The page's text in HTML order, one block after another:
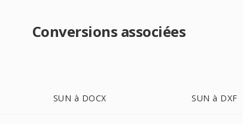
Conversions associées
SUN à DOCX SUN à DXF